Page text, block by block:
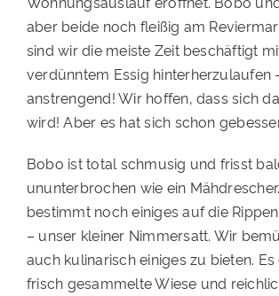
aber beide noch fleißig am
sind wir die meiste Zeit beschäftigt
verdünntem Essig hinterherzulaufen
anstrengend! Wir hoffen, dass sich
wird! Aber es hat sich schon
Bobo ist total schmusig und frisst
ununterbrochen wie ein
bestimmt noch einiges auf die
– unser kleiner Nimmersatt. Wir
auch kulinarisch einiges zu bieten.
frisch gesammelte Wiese und